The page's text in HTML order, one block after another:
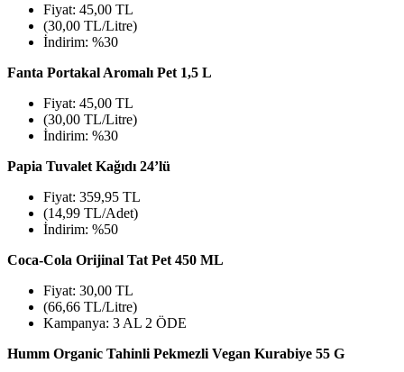
Fiyat: 45,00 TL
(30,00 TL/Litre)
İndirim: %30
Fanta Portakal Aromalı Pet 1,5 L
Fiyat: 45,00 TL
(30,00 TL/Litre)
İndirim: %30
Papia Tuvalet Kağıdı 24’lü
Fiyat: 359,95 TL
(14,99 TL/Adet)
İndirim: %50
Coca-Cola Orijinal Tat Pet 450 ML
Fiyat: 30,00 TL
(66,66 TL/Litre)
Kampanya: 3 AL 2 ÖDE
Humm Organic Tahinli Pekmezli Vegan Kurabiye 55 G